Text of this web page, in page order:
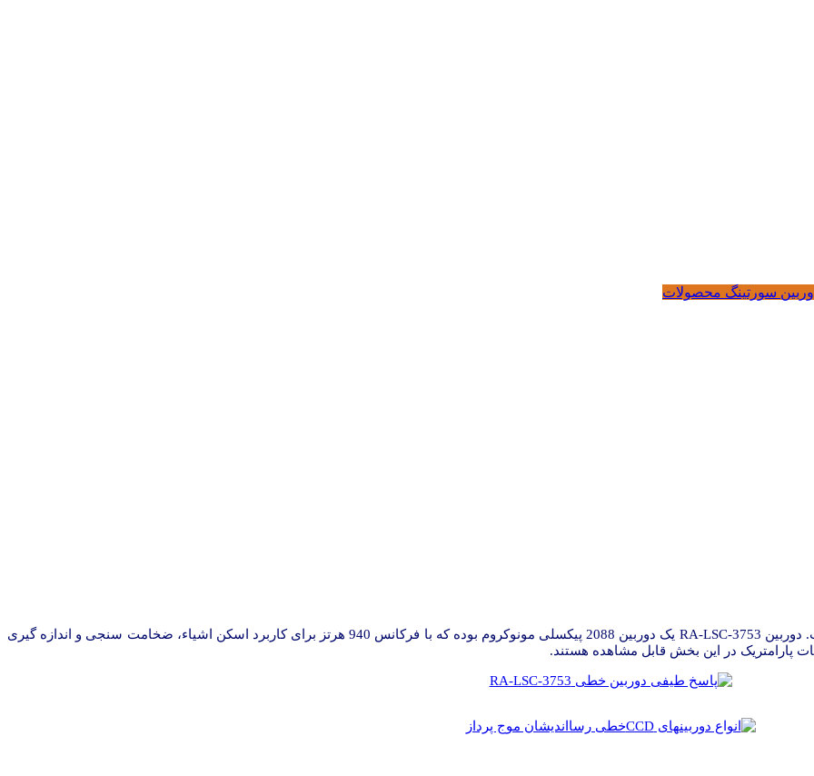
دوربین خطی RA-LSC-3753 در آبانماه 1393 طراحی و ساخته شده است. دوربین RA-LSC-3753 یک دوربین 2088 پیکسلی مونوکروم بوده که با فرکانس 940 هرتز برای کاربرد اسکن اشیاء، ضخامت سنجی و اندازه گیری
در این بخش قابل مشاهده هستند.